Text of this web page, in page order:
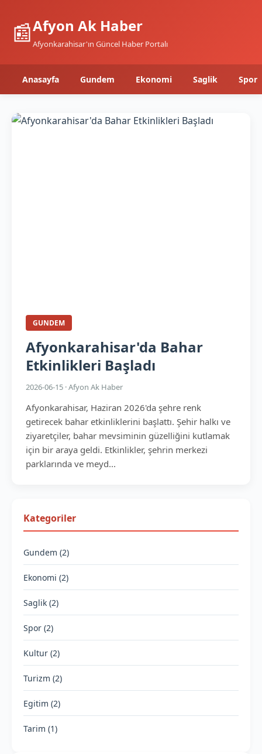
📰Afyon Ak Haber
Afyonkarahisar'ın Güncel Haber Portalı
Anasayfa Gundem Ekonomi Saglik Spor
GUNDEM
Afyonkarahisar'da Bahar
Etkinlikleri Başladı
2026-06-15 · Afyon Ak Haber
Afyonkarahisar, Haziran 2026'da şehre renk
getirecek bahar etkinliklerini başlattı. Şehir halkı ve
ziyaretçiler, bahar mevsiminin güzelliğini kutlamak
için bir araya geldi. Etkinlikler, şehrin merkezi
parklarında ve meyd...
Kategoriler
Gundem (2)
Ekonomi (2)
Saglik (2)
Spor (2)
Kultur (2)
Turizm (2)
Egitim (2)
Tarim (1)